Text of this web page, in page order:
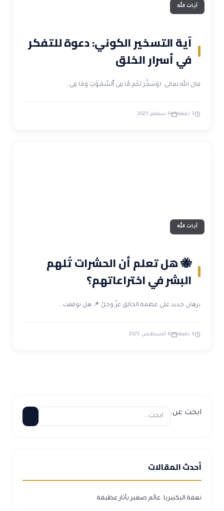
آيات الله
آية التسخير الكوني: دعوة للتفكر
في أسرار الخلق
قال الله تعالى: ﴿وَسَخَّرَ لَكُم مَّا فِي ٱلسَّمَـٰوَٰتِ وَمَا فِي…
3 دقيقة 9 سبتمبر 2025
آيات الله
🐝 هل تعلم أن الحشرات تُلهم
البشر في اختراعاتهم؟
برهان جديد على عظمة الخالق عزّ وجلّ 📌 هل توقفت…
3 دقيقة 8 أغسطس 2025
ابحث عن:
أحدث المقالات
نعمة البكتيريا: عالَم صغير بآثار عظيمة